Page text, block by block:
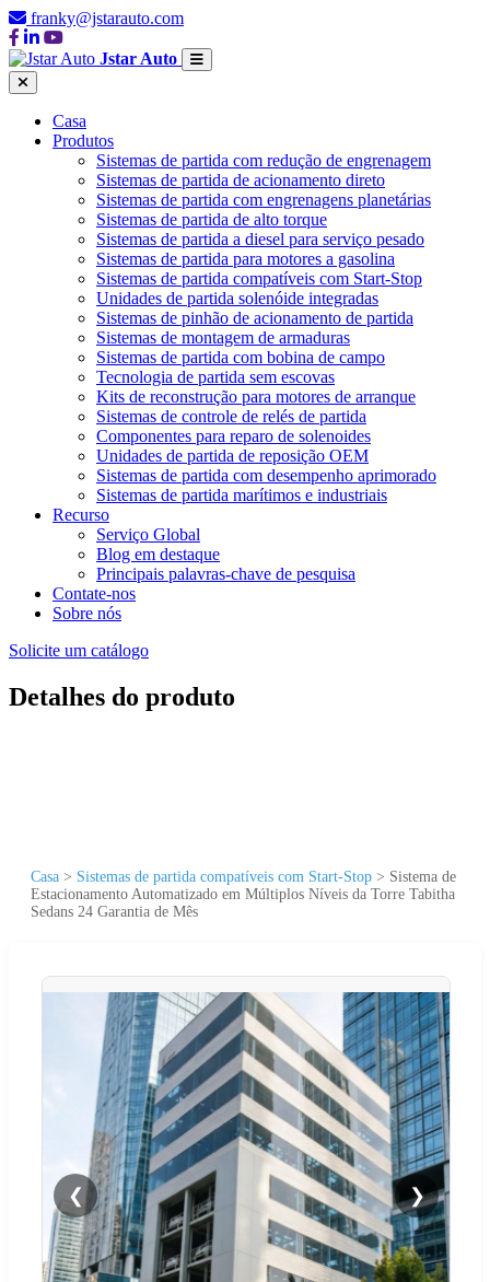
franky@jstarauto.com
Jstar Auto
Casa
Produtos
Sistemas de partida com redução de engrenagem
Sistemas de partida de acionamento direto
Sistemas de partida com engrenagens planetárias
Sistemas de partida de alto torque
Sistemas de partida a diesel para serviço pesado
Sistemas de partida para motores a gasolina
Sistemas de partida compatíveis com Start-Stop
Unidades de partida solenóide integradas
Sistemas de pinhão de acionamento de partida
Sistemas de montagem de armaduras
Sistemas de partida com bobina de campo
Tecnologia de partida sem escovas
Kits de reconstrução para motores de arranque
Sistemas de controle de relés de partida
Componentes para reparo de solenoides
Unidades de partida de reposição OEM
Sistemas de partida com desempenho aprimorado
Sistemas de partida marítimos e industriais
Recurso
Serviço Global
Blog em destaque
Principais palavras-chave de pesquisa
Contate-nos
Sobre nós
Solicite um catálogo
Detalhes do produto
Casa > Sistemas de partida compatíveis com Start-Stop > Sistema de
Estacionamento Automatizado em Múltiplos Níveis da Torre Tabitha
Sedans 24 Garantia de Mês
❮ ❯